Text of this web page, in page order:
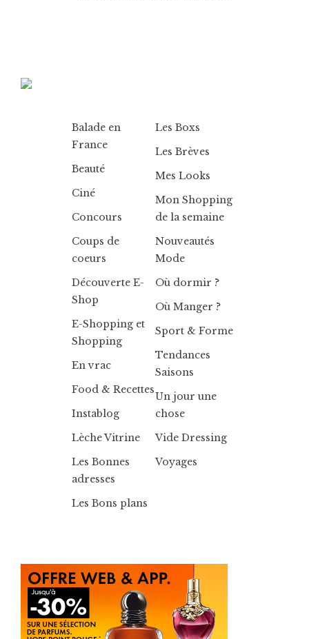
Balade en
France
Beauté
Ciné
Concours
Coups de
coeurs
Découverte E-
Shop
E-Shopping et
Shopping
En vrac
Food & Recettes
Instablog
Lèche Vitrine
Les Bonnes
adresses
Les Bons plans
Les Boxs
Les Brèves
Mes Looks
Mon Shopping
de la semaine
Nouveautés
Mode
Où dormir ?
Où Manger ?
Sport & Forme
Tendances
Saisons
Un jour une
chose
Vide Dressing
Voyages